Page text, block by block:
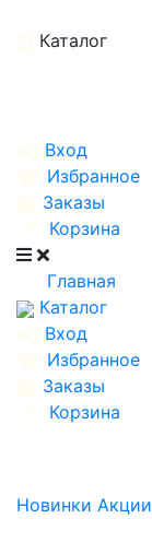
Каталог
Вход
Избранное
Заказы
Корзина
Главная
Каталог
Вход
Избранное
Заказы
Корзина
Новинки Акции